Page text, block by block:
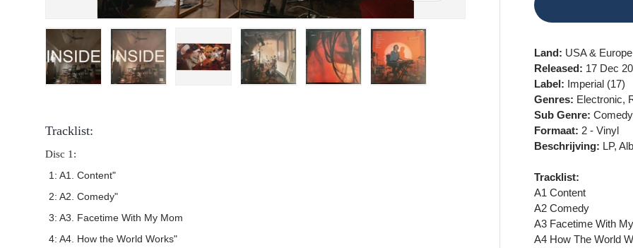
Laad afbeelding 6 in gallerij-weergave
Land: USA & Europe
Released: 17 Dec
Label: Imperial (17)
Genres: Electronic,
Sub Genre:
Formaat: 2 - Vinyl
Beschrijving: LP,
Tracklist:
A1 Content
A2 Comedy
A3 Facetime With
A4 How The World
Tracklist:
Disc 1:
1: A1. Content"
2: A2. Comedy"
3: A3. Facetime With My Mom
4: A4. How the World Works"